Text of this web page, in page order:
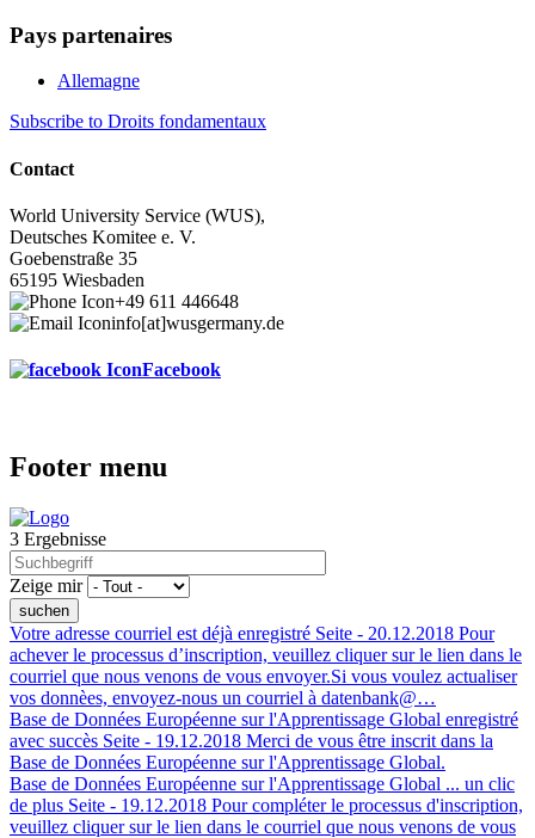
Pays partenaires
Allemagne
Subscribe to Droits fondamentaux
Contact
World University Service (WUS),
Deutsches Komitee e. V.
Goebenstraße 35
65195 Wiesbaden
+49 611 446648
info[at]wusgermany.de
Facebook
Footer menu
3 Ergebnisse
Zeige mir
Votre adresse courriel est déjà enregistré Seite - 20.12.2018 Pour
achever le processus d’inscription, veuillez cliquer sur le lien dans le
courriel que nous venons de vous envoyer.Si vous voulez actualiser
vos donnèes, envoyez-nous un courriel à datenbank@…
Base de Données Européenne sur l'Apprentissage Global enregistré
avec succès Seite - 19.12.2018 Merci de vous être inscrit dans la
Base de Données Européenne sur l'Apprentissage Global.
Base de Données Européenne sur l'Apprentissage Global ... un clic
de plus Seite - 19.12.2018 Pour compléter le processus d'inscription,
veuillez cliquer sur le lien dans le courriel que nous venons de vous